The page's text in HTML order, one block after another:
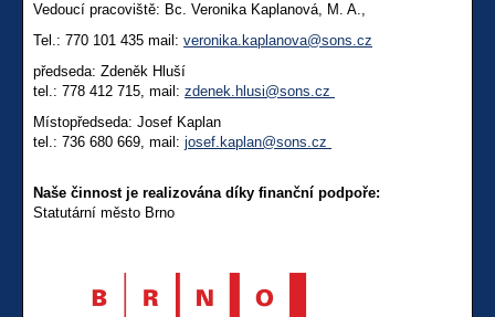
Vedoucí pracoviště: Bc. Veronika Kaplanová, M. A.,
Tel.: 770 101 435 mail: veronika.kaplanova@sons.cz
předseda: Zdeněk Hluší
tel.: 778 412 715, mail: zdenek.hlusi@sons.cz
Místopředseda: Josef Kaplan
tel.: 736 680 669, mail: josef.kaplan@sons.cz
Naše činnost je realizována díky finanční podpoře:
Statutární město Brno